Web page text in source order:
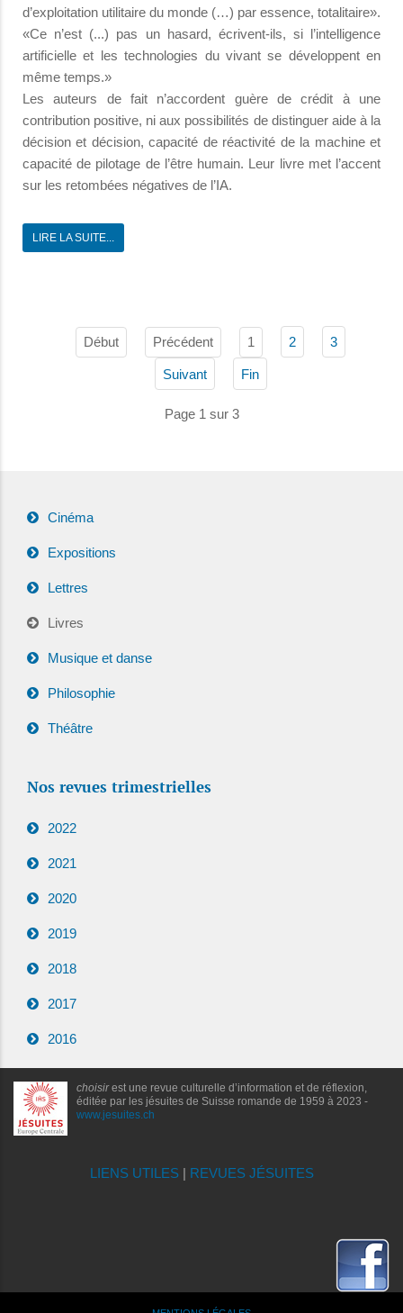
d’exploitation utilitaire du monde (…) par essence, totalitaire».
«Ce n’est (...) pas un hasard, écrivent-ils, si l’intelligence
artificielle et les technologies du vivant se développent en
même temps.»
Les auteurs de fait n’accordent guère de crédit à une
contribution positive, ni aux possibilités de distinguer aide à la
décision et décision, capacité de réactivité de la machine et
capacité de pilotage de l’être humain. Leur livre met l’accent
sur les retombées négatives de l’IA.
LIRE LA SUITE...
Début Précédent 1 2 3
Suivant Fin
Page 1 sur 3
Cinéma
Expositions
Lettres
Livres
Musique et danse
Philosophie
Théâtre
Nos revues trimestrielles
2022
2021
2020
2019
2018
2017
2016
choisirest une revue culturelle d’information et de réflexion,
éditée par les jésuites de Suisse romande de 1959 à 2023 -
www.jesuites.ch
LIENS UTILES| REVUES JÉSUITES